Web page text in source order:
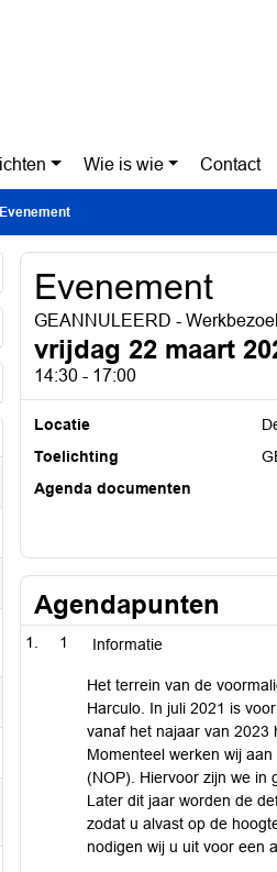
Wie is wie Contact
Evenement
Evenement
GEANNULEERD -
vrijdag 22 maart
14:30 - 17:00
Locatie
Toelichting
Agenda documenten
Agendapunten
1 Informatie
Het terrein van de
Harculo. In juli 2021 is
vanaf het najaar van 2023
Momenteel werken wij
(NOP). Hiervoor zijn we in
Later dit jaar worden de
zodat u alvast op de
nodigen wij u uit voor een